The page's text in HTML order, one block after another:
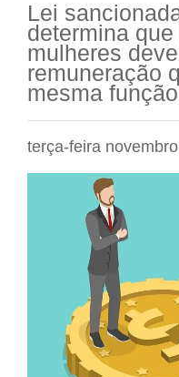
Lei
determina
mulheres
remuneração
mesma função
terça-feira